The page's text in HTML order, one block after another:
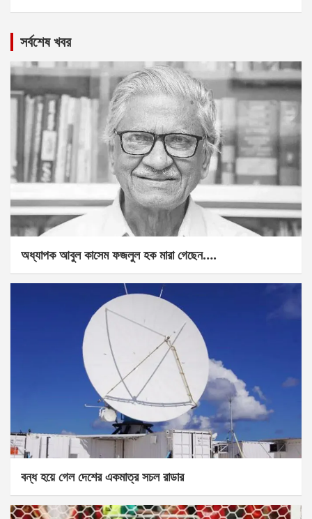
সর্বশেষ খবর
অধ্যাপক আবুল কাসেম ফজলুল হক মারা গেছেন….
বন্ধ হয়ে গেল দেশের একমাত্র সচল রাডার